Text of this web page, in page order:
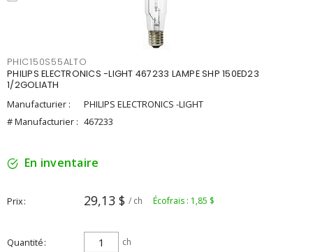
PHIC150S55ALTO
PHILIPS ELECTRONICS -LIGHT 467233 LAMPE SHP 150ED23
1/2GOLIATH
Manufacturier :
PHILIPS ELECTRONICS -LIGHT
# Manufacturier : 467233
En inventaire
Prix 29,13 $ / ch Écofrais : 1,85 $
Quantité ch